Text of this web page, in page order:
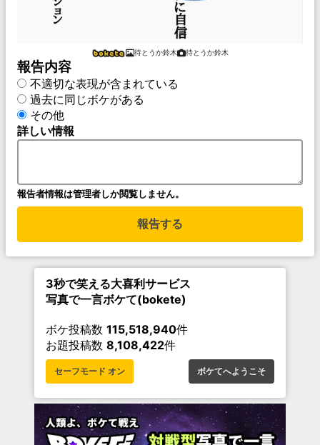
待とうか鈴木 待とうか鈴木
報告内容
不適切な表現が含まれている
過去に同じボケがある
その他
詳しい情報
報告者情報は管理者しか閲覧しません。
報告する
3秒で笑える大喜利サービス
写真で一言ボケて(bokete)
ボケ投稿数 115,518,940件
お題投稿数 8,108,422件
セーフモード オン ボケてへようこそ